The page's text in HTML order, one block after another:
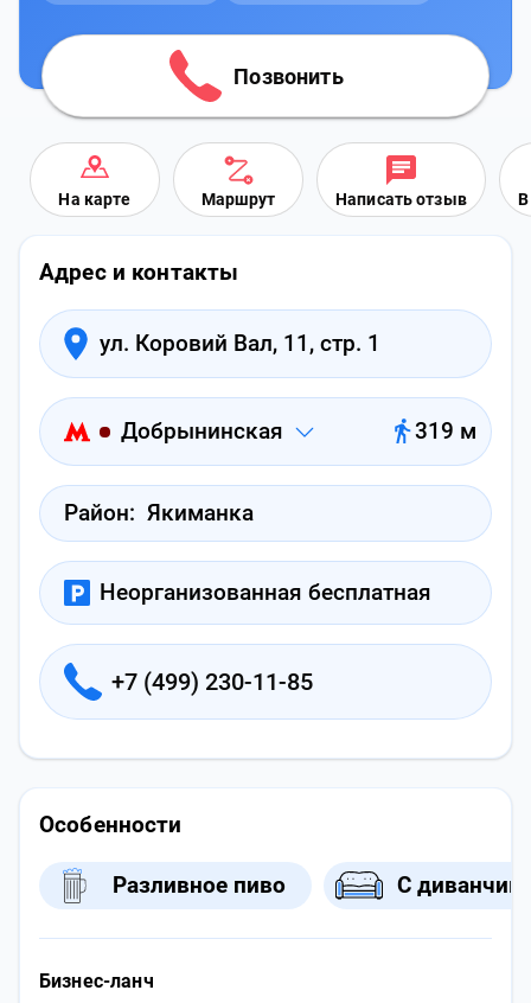
Позвонить
На карте Маршрут Написать отзыв В
Адрес и контакты
ул. Коровий Вал, 11, стр. 1
Добрынинская 319 м
Район: Якиманка
Неорганизованная бесплатная
+7 (499) 230-11-85
Особенности
Разливное пиво С
Бизнес-ланч